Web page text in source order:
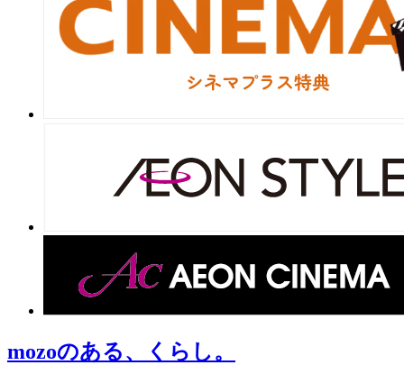
mozoのある、くらし。